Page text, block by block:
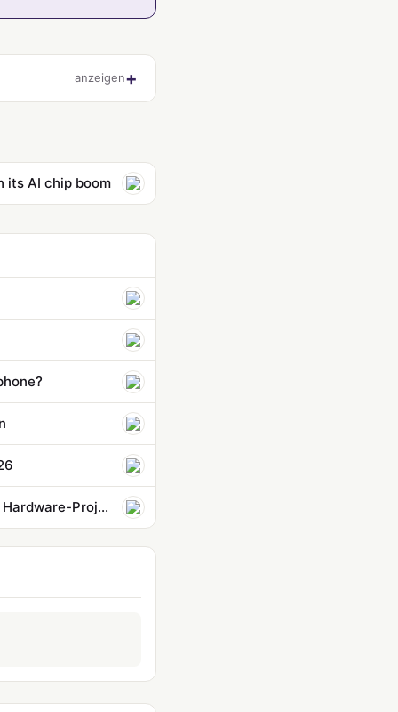
anzeigen
its AI chip boom
Apple verklagt OpenAI wegen mutmaßlich gestohlener Geheimnisse für Hardware-Projekt